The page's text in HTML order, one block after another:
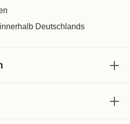
Deutschlands